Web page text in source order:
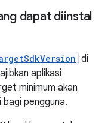
dapat diinstal
di
aplikasi
minimum akan
pengguna.